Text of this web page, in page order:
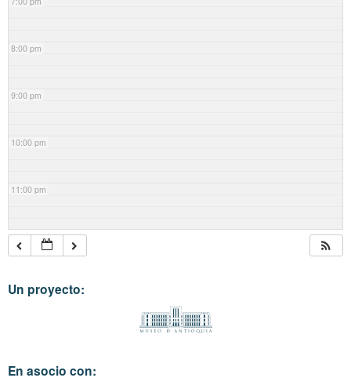
8:00 pm
9:00 pm
10:00 pm
11:00 pm
Un proyecto:
En asocio con: